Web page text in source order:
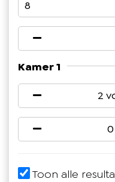
Kamer 1
2
Toon alle